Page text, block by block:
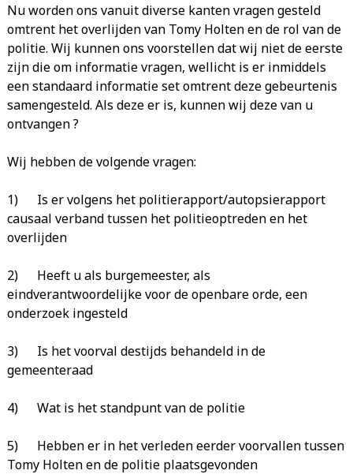
Nu worden ons vanuit diverse kanten vragen gesteld
omtrent het overlijden van Tomy Holten en de rol van de
politie. Wij kunnen ons voorstellen dat wij niet de eerste
zijn die om informatie vragen, wellicht is er inmiddels
een standaard informatie set omtrent deze gebeurtenis
samengesteld. Als deze er is, kunnen wij deze van u
ontvangen ?
Wij hebben de volgende vragen:
1) Is er volgens het politierapport/autopsierapport
causaal verband tussen het politieoptreden en het
overlijden
2) Heeft u als burgemeester, als
eindverantwoordelijke voor de openbare orde, een
onderzoek ingesteld
3) Is het voorval destijds behandeld in de
gemeenteraad
4) Wat is het standpunt van de politie
5) Hebben er in het verleden eerder voorvallen tussen
Tomy Holten en de politie plaatsgevonden